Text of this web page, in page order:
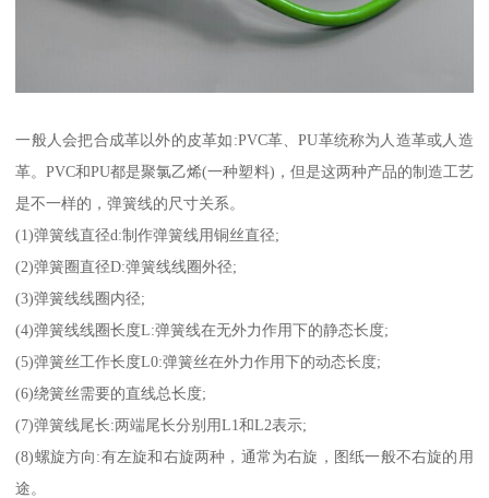
一般人会把合成革以外的皮革如:PVC革、PU革统称为人造革或人造
革。PVC和PU都是聚氯乙烯(一种塑料)，但是这两种产品的制造工艺
是不一样的，弹簧线的尺寸关系。
(1)弹簧线直径d:制作弹簧线用铜丝直径;
(2)弹簧圈直径D:弹簧线线圈外径;
(3)弹簧线线圈内径;
(4)弹簧线线圈长度L:弹簧线在无外力作用下的静态长度;
(5)弹簧丝工作长度L0:弹簧丝在外力作用下的动态长度;
(6)绕簧丝需要的直线总长度;
(7)弹簧线尾长:两端尾长分别用L1和L2表示;
(8)螺旋方向:有左旋和右旋两种，通常为右旋，图纸一般不右旋的用
途。